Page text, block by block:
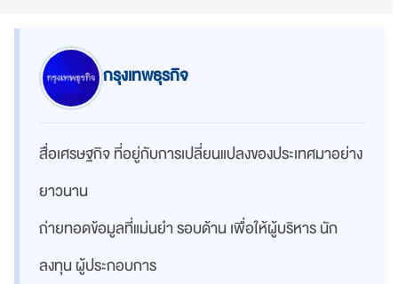
กรุงเทพธุรกิจ
สื่อเศรษฐกิจ ที่อยู่กับการเปลี่ยนแปลงของประเทศมาอย่าง
ยาวนาน
ถ่ายทอดข้อมูลที่แม่นยำ รอบด้าน เพื่อให้ผู้บริหาร นัก
ลงทุน ผู้ประกอบการ